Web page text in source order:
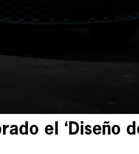
el ‘Diseño